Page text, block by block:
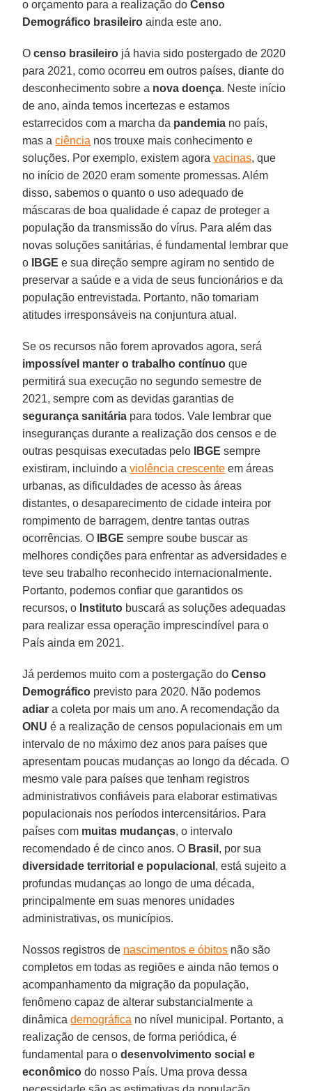
o orçamento para a realização doCenso
Demográfico brasileiro ainda este ano.
Ocenso brasileiro já havia sido postergado de 2020
para 2021, como ocorreu em outros países, diante do
desconhecimento sobre a nova doença. Neste início
de ano, ainda temos incertezas e estamos
estarrecidos com a marcha da pandemia no país,
mas aciência nos trouxe mais conhecimento e
soluções. Por exemplo, existem agoravacinas, que
no início de 2020 eram somente promessas. Além
disso, sabemos o quanto o uso adequado de
máscaras de boa qualidade é capaz de proteger a
população da transmissão do vírus. Para além das
novas soluções sanitárias, é fundamental lembrar que
o
IBGE e sua direção sempre agiram no sentido de
preservar a saúde e a vida de seus funcionários e da
população entrevistada. Portanto, não tomariam
atitudes irresponsáveis na conjuntura atual.
Se os recursos não forem aprovados agora, será
impossível manter o trabalho contínuo que
permitirá sua execução no segundo semestre de
2021, sempre com as devidas garantias de
segurança sanitária para todos. Vale lembrar que
inseguranças durante a realização dos censos e de
outras pesquisas executadas pelo
IBGE sempre
existiram, incluindo aviolência crescente em áreas
urbanas, as dificuldades de acesso às áreas
distantes, o desaparecimento de cidade inteira por
rompimento de barragem, dentre tantas outras
ocorrências. O
IBGE sempre soube buscar as
melhores condições para enfrentar as adversidades e
teve seu trabalho reconhecido internacionalmente.
Portanto, podemos confiar que garantidos os
recursos, o Instituto buscará as soluções adequadas
para realizar essa operação imprescindível para o
País ainda em 2021.
Já perdemos muito com a postergação doCenso
Demográfico previsto para 2020. Não podemos
adiar a coleta por mais um ano. A recomendação da
ONU é a realização de censos populacionais em um
intervalo de no máximo dez anos para países que
apresentam poucas mudanças ao longo da década. O
mesmo vale para países que tenham registros
administrativos confiáveis para elaborar estimativas
populacionais nos períodos intercensitários. Para
países com muitas mudanças, o intervalo
recomendado é de cinco anos. O Brasil , por sua
diversidade territorial e populacional , está sujeito a
profundas mudanças ao longo de uma década,
principalmente em suas menores unidades
administrativas, os municípios.
Nossos registros de nascimentos e óbitos não são
completos em todas as regiões e ainda não temos o
acompanhamento da migração da população,
fenômeno capaz de alterar substancialmente a
dinâmicademográfica no nível municipal. Portanto, a
realização de censos, de forma periódica, é
fundamental para odesenvolvimento social e
econômico do nosso País. Uma prova dessa